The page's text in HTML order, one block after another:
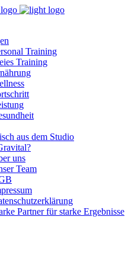
Training
Training
aus dem Studio
uns
Team
Partner für starke Ergebnisse